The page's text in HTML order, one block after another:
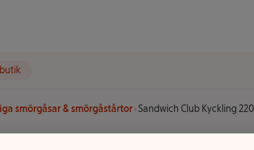
smörgåsar & smörgåstårtor Sandwich Club Kyckling